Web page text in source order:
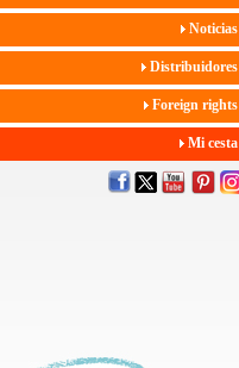
Noticias
Distribuidores
Foreign rights
Mi cesta